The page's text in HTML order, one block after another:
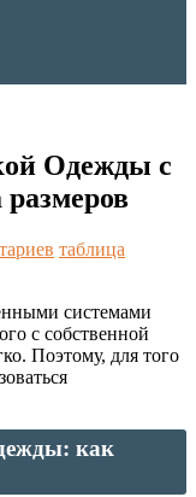
Одежды с
таблица
системами
с собственной
Поэтому, для того
как